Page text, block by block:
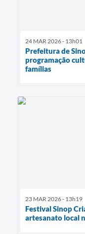
24 MAR 2026 - 13h01
Prefeitura de
programação
famílias
23 MAR 2026 - 13h19
Festival Sinop
artesanato local